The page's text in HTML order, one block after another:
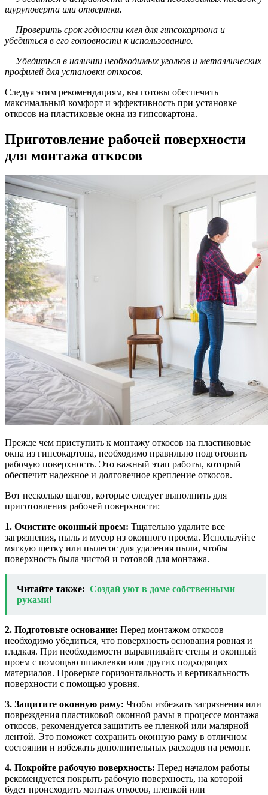
шуруповерта или отвертки.
— Проверить срок годности клея для гипсокартона и
убедиться в его готовности к использованию.
— Убедиться в наличии необходимых уголков и металлических
профилей для установки откосов.
Следуя этим рекомендациям, вы готовы обеспечить
максимальный комфорт и эффективность при установке
откосов на пластиковые окна из гипсокартона.
Приготовление рабочей поверхности
для монтажа откосов
Прежде чем приступить к монтажу откосов на пластиковые
окна из гипсокартона, необходимо правильно подготовить
рабочую поверхность. Это важный этап работы, который
обеспечит надежное и долговечное крепление откосов.
Вот несколько шагов, которые следует выполнить для
приготовления рабочей поверхности:
1. Очистите оконный проем: Тщательно удалите все
загрязнения, пыль и мусор из оконного проема. Используйте
мягкую щетку или пылесос для удаления пыли, чтобы
поверхность была чистой и готовой для монтажа.
Читайте также: Создай уют в доме собственными
руками!
2. Подготовьте основание: Перед монтажом откосов
необходимо убедиться, что поверхность основания ровная и
гладкая. При необходимости выравнивайте стены и оконный
проем с помощью шпаклевки или других подходящих
материалов. Проверьте горизонтальность и вертикальность
поверхности с помощью уровня.
3. Защитите оконную раму: Чтобы избежать загрязнения или
повреждения пластиковой оконной рамы в процессе монтажа
откосов, рекомендуется защитить ее пленкой или малярной
лентой. Это поможет сохранить оконную раму в отличном
состоянии и избежать дополнительных расходов на ремонт.
4. Покройте рабочую поверхность: Перед началом работы
рекомендуется покрыть рабочую поверхность, на которой
будет происходить монтаж откосов, пленкой или